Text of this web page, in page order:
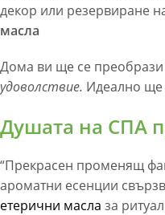
декор или резервиране
масла
Дома ви ще се
удоволствие. Идеално ще
Душата на СПА
“Прекрасен променящ
ароматни есенции
етерични масла за